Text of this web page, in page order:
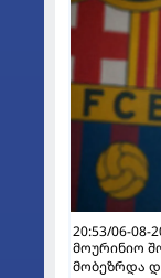
20:53/06-08-
მოურინიო
მობეზრდა